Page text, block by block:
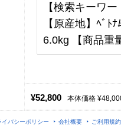
【検索キーワ
【原産地】ﾍﾞ
6.0kg 【商品重
¥52,800 本体価格
イバシーポリシー 会社概要 ご利用規約